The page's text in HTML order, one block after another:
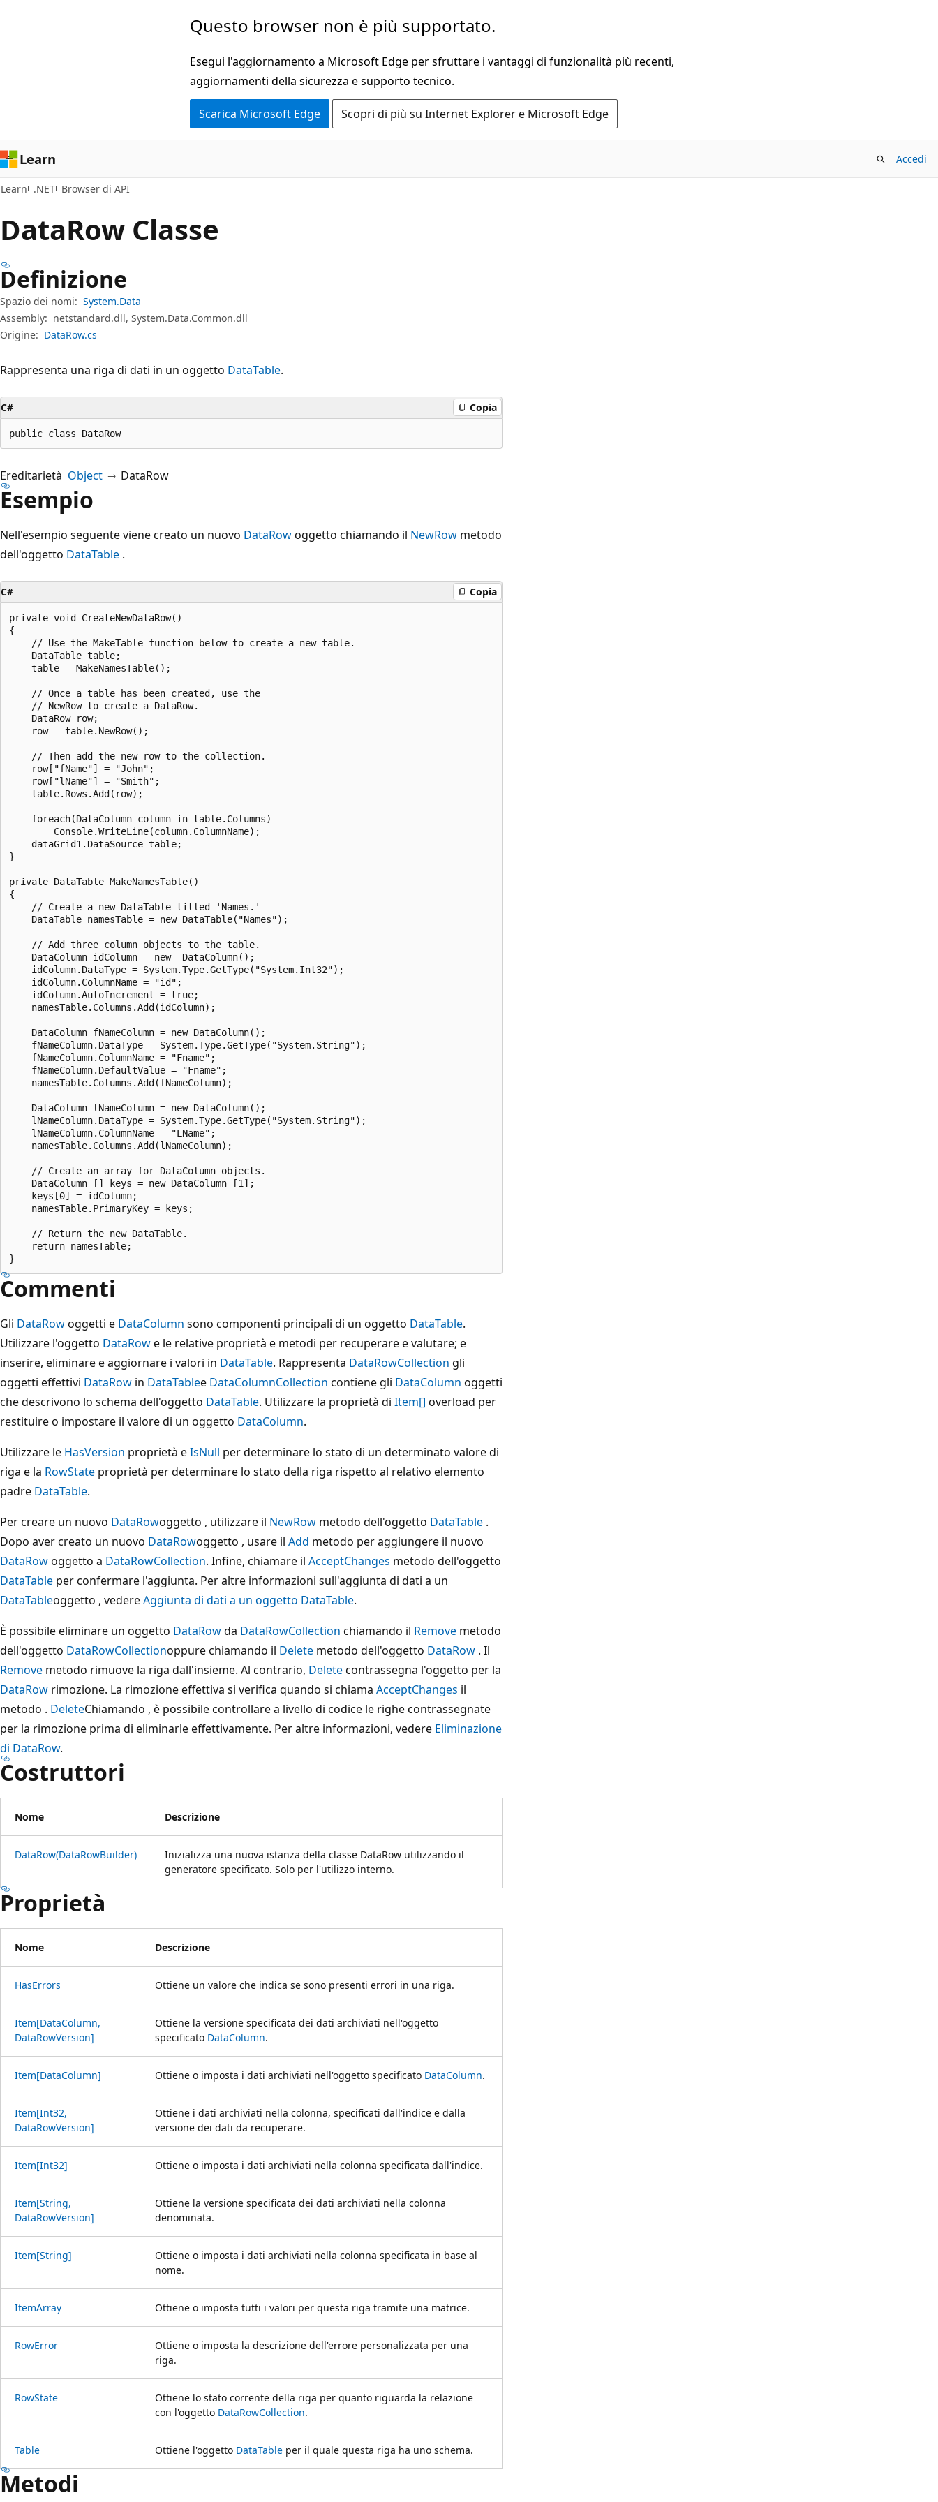
Questo browser non è più supportato.
Esegui l'aggiornamento a Microsoft Edge per sfruttare i vantaggi di funzionalità più recenti,
aggiornamenti della sicurezza e supporto tecnico.
Scarica Microsoft Edge Scopri di più su Internet Explorer e Microsoft Edge
Learn Accedi
Learn .NET Browser di API
DataRow Classe
Definizione
Spazio dei nomi: System.Data
Assembly: netstandard.dll, System.Data.Common.dll
Origine: DataRow.cs
Rappresenta una riga di dati in un oggetto DataTable.
C# Copia
public class DataRow
Ereditarietà Object DataRow
Esempio
Nell'esempio seguente viene creato un nuovo DataRowoggetto chiamando il NewRow metodo
dell'oggetto DataTable .
C# Copia
private void CreateNewDataRow()
{
    // Use the MakeTable function below to create a new table.
    DataTable table;
    table = MakeNamesTable();
    // Once a table has been created, use the
    // NewRow to create a DataRow.
    DataRow row;
    row = table.NewRow();
    // Then add the new row to the collection.
    row["fName"] = "John";
    row["lName"] = "Smith";
    table.Rows.Add(row);
    foreach(DataColumn column in table.Columns)
        Console.WriteLine(column.ColumnName);
    dataGrid1.DataSource=table;
}
private DataTable MakeNamesTable()
{
    // Create a new DataTable titled 'Names.'
    DataTable namesTable = new DataTable("Names");
    // Add three column objects to the table.
    DataColumn idColumn = new  DataColumn();
    idColumn.DataType = System.Type.GetType("System.Int32");
    idColumn.ColumnName = "id";
    idColumn.AutoIncrement = true;
    namesTable.Columns.Add(idColumn);
    DataColumn fNameColumn = new DataColumn();
    fNameColumn.DataType = System.Type.GetType("System.String");
    fNameColumn.ColumnName = "Fname";
    fNameColumn.DefaultValue = "Fname";
    namesTable.Columns.Add(fNameColumn);
    DataColumn lNameColumn = new DataColumn();
    lNameColumn.DataType = System.Type.GetType("System.String");
    lNameColumn.ColumnName = "LName";
    namesTable.Columns.Add(lNameColumn);
    // Create an array for DataColumn objects.
    DataColumn [] keys = new DataColumn [1];
    keys[0] = idColumn;
    namesTable.PrimaryKey = keys;
    // Return the new DataTable.
    return namesTable;
Commenti
Gli DataRowoggetti e DataColumn sono componenti principali di un oggetto DataTable.
Utilizzare l'oggetto DataRowe le relative proprietà e metodi per recuperare e valutare; e
inserire, eliminare e aggiornare i valori in DataTable. Rappresenta DataRowCollection gli
oggetti effettivi DataRow in DataTablee DataColumnCollection contiene gli DataColumn oggetti
che descrivono lo schema dell'oggetto DataTable. Utilizzare la proprietà di Item[] overload per
restituire o impostare il valore di un oggetto DataColumn.
Utilizzare le HasVersion proprietà eIsNull per determinare lo stato di un determinato valore di
riga e la RowState proprietà per determinare lo stato della riga rispetto al relativo elemento
padre DataTable.
Per creare un nuovo DataRowoggetto , utilizzare il NewRow metodo dell'oggetto DataTable .
Dopo aver creato un nuovo DataRowoggetto , usare il Add metodo per aggiungere il nuovo
DataRowoggetto a DataRowCollection. Infine, chiamare il AcceptChanges metodo dell'oggetto
DataTable per confermare l'aggiunta. Per altre informazioni sull'aggiunta di dati a un
DataTableoggetto , vedereAggiunta di dati a un oggetto DataTable.
È possibile eliminare un oggetto DataRowda DataRowCollection chiamando il Remove metodo
dell'oggetto DataRowCollectionoppure chiamando il Delete metodo dell'oggetto DataRow . Il
Remove metodo rimuove la riga dall'insieme. Al contrario, Deletecontrassegna l'oggetto per la
DataRow rimozione. La rimozione effettiva si verifica quando si chiama AcceptChanges il
metodo . DeleteChiamando , è possibile controllare a livello di codice le righe contrassegnate
per la rimozione prima di eliminarle effettivamente. Per altre informazioni, vedere Eliminazione
di DataRow.
Costruttori
Nome Descrizione
DataRow(DataRowBuilder)
Inizializza una nuova istanza della classe DataRow utilizzando il
generatore specificato. Solo per l'utilizzo interno.
Proprietà
Nome Descrizione
HasErrors Ottiene un valore che indica se sono presenti errori in una riga.
Item[DataColumn,
DataRowVersion]
Ottiene la versione specificata dei dati archiviati nell'oggetto
specificato DataColumn.
Item[DataColumn] Ottiene o imposta i dati archiviati nell'oggetto specificato DataColumn.
Item[Int32,
DataRowVersion]
Ottiene i dati archiviati nella colonna, specificati dall'indice e dalla
versione dei dati da recuperare.
Item[Int32] Ottiene o imposta i dati archiviati nella colonna specificata dall'indice.
Item[String,
DataRowVersion]
Ottiene la versione specificata dei dati archiviati nella colonna
denominata.
Item[String]
Ottiene o imposta i dati archiviati nella colonna specificata in base al
nome.
ItemArray Ottiene o imposta tutti i valori per questa riga tramite una matrice.
RowError
Ottiene o imposta la descrizione dell'errore personalizzata per una
riga.
RowState
Ottiene lo stato corrente della riga per quanto riguarda la relazione
con l'oggetto DataRowCollection.
Table Ottiene l'oggetto DataTable per il quale questa riga ha uno schema.
Metodi